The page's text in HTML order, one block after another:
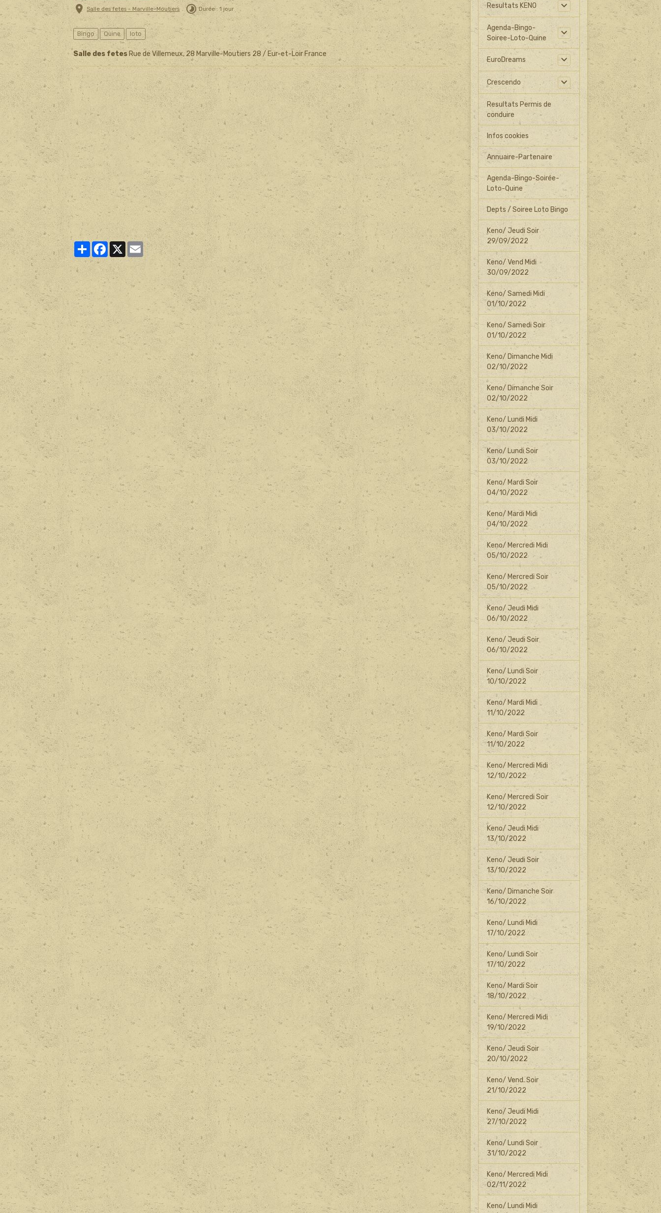
Salle des fetes - Marville-Moutiers Durée : 1 jour
Bingo Quine loto
Salle des fetesRue de Villemeux, 28 Marville-Moutiers 28 / Eur-et-Loir France
PartagerFacebook
X Email
Resultats KENO
Agenda-Bingo-
Soiree-Loto-Quine
EuroDreams
Crescendo
Resultats Permis de
conduire
Infos cookies
Annuaire-Partenaire
Agenda-Bingo-Soirée-
Loto-Quine
Depts / Soiree Loto Bingo
Keno/ Jeudi Soir
29/09/2022
Keno/ Vend Midi
30/09/2022
Keno/ Samedi Midi
01/10/2022
Keno/ Samedi Soir
01/10/2022
Keno/ Dimanche Midi
02/10/2022
Keno/ Dimanche Soir
02/10/2022
Keno/ Lundi Midi
03/10/2022
Keno/ Lundi Soir
03/10/2022
Keno/ Mardi Soir
04/10/2022
Keno/ Mardi Midi
04/10/2022
Keno/ Mercredi Midi
05/10/2022
Keno/ Mercredi Soir
05/10/2022
Keno/ Jeudi Midi
06/10/2022
Keno/ Jeudi Soir
06/10/2022
Keno/ Lundi Soir
10/10/2022
Keno/ Mardi Midi
11/10/2022
Keno/ Mardi Soir
11/10/2022
Keno/ Mercredi Midi
12/10/2022
Keno/ Mercredi Soir
12/10/2022
Keno/ Jeudi Midi
13/10/2022
Keno/ Jeudi Soir
13/10/2022
Keno/ Dimanche Soir
16/10/2022
Keno/ Lundi Midi
17/10/2022
Keno/ Lundi Soir
17/10/2022
Keno/ Mardi Soir
18/10/2022
Keno/ Mercredi Midi
19/10/2022
Keno/ Jeudi Soir
20/10/2022
Keno/ Vend. Soir
21/10/2022
Keno/ Jeudi Midi
27/10/2022
Keno/ Lundi Soir
31/10/2022
Keno/ Mercredi Midi
02/11/2022
Keno/ Lundi Midi